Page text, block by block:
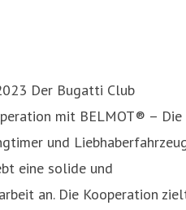
Der Bugatti Club
mit BELMOT® – Die
und
eine solide und
an. Die Kooperation